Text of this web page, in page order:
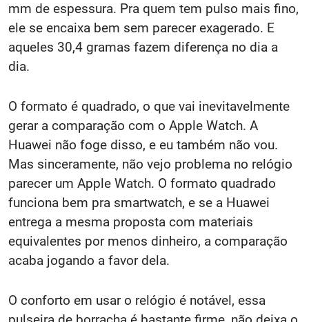
mm de espessura. Pra quem tem pulso mais fino,
ele se encaixa bem sem parecer exagerado. E
aqueles 30,4 gramas fazem diferença no dia a
dia.
O formato é quadrado, o que vai inevitavelmente
gerar a comparação com o Apple Watch. A
Huawei não foge disso, e eu também não vou.
Mas sinceramente, não vejo problema no relógio
parecer um Apple Watch. O formato quadrado
funciona bem pra smartwatch, e se a Huawei
entrega a mesma proposta com materiais
equivalentes por menos dinheiro, a comparação
acaba jogando a favor dela.
O conforto em usar o relógio é notável, essa